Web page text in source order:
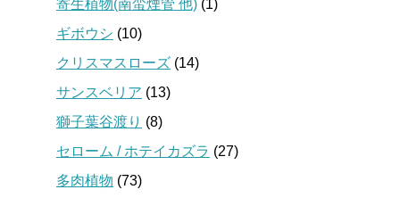
寄生植物(南蛮煙管 他) (1)
ギボウシ (10)
クリスマスローズ (14)
サンスベリア (13)
獅子葉谷渡り (8)
セローム / ホテイカズラ (27)
多肉植物 (73)